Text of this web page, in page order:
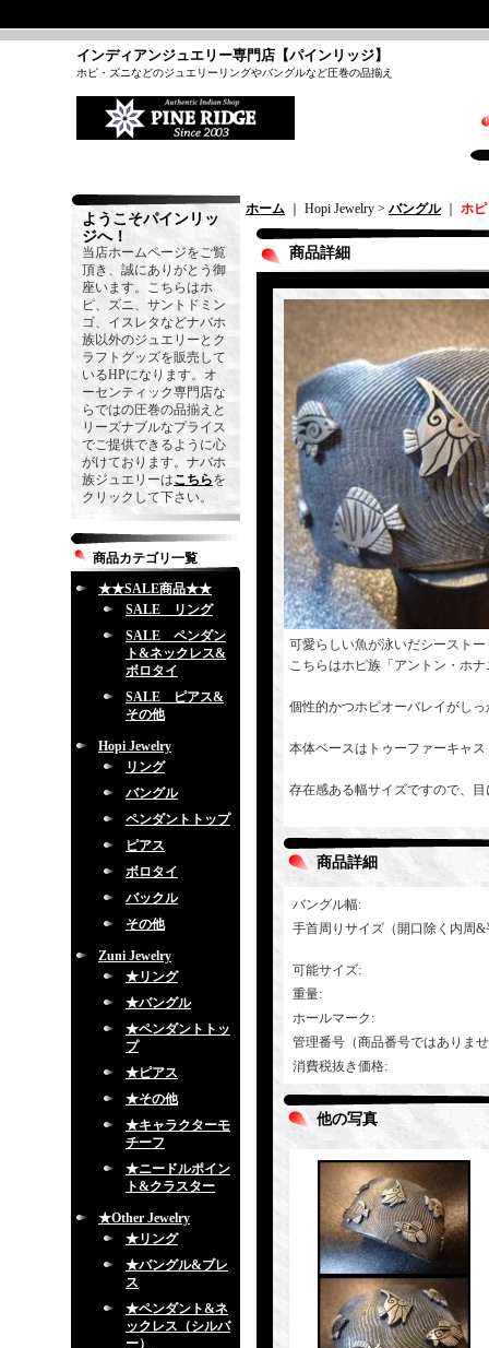
インディアンジュエリー専門店【パインリッジ】
ホピ・ズニなどのジュエリーリングやバングルなど圧巻の品揃え
ようこそパインリッ
ジへ！
当店ホームページをご覧
頂き、誠にありがとう御
座います。こちらはホ
ピ、ズニ、サントドミン
ゴ、イスレタなどナバホ
族以外のジュエリーとク
ラフトグッズを販売して
いるHPになります。オ
ーセンティック専門店な
らではの圧巻の品揃えと
リーズナブルなプライス
でご提供できるように心
がけております。ナバホ
族ジュエリーはこちらを
クリックして下さい。
商品カテゴリ一覧
★★SALE商品★★
SALE リング
SALE ペンダン
ト&ネックレス&
ボロタイ
SALE ピアス&
その他
Hopi Jewelry
リング
バングル
ペンダントトップ
ピアス
ボロタイ
バックル
その他
Zuni Jewelry
★リング
★バングル
★ペンダントトッ
プ
★ピアス
★その他
★キャラクターモ
チーフ
★ニードルポイン
ト&クラスター
★Other Jewelry
★リング
★バングル&ブレ
ス
★ペンダント&ネ
ックレス（シルバ
ー）
ホーム ｜ Hopi Jewelry > バングル｜ ホ
商品詳細
可愛らしい魚が泳いだシースト
こちらはホピ族「アントン・ホ
個性的かつホピオーバレイがし
本体ベースはトゥーファーキャ
存在感ある幅サイズですので、
商品詳細
バングル幅:
手首周りサイズ（開口除く内周&
可能サイズ:
重量:
ホールマーク :
管理番号（商品番号ではありま
消費税抜き価格:
他の写真